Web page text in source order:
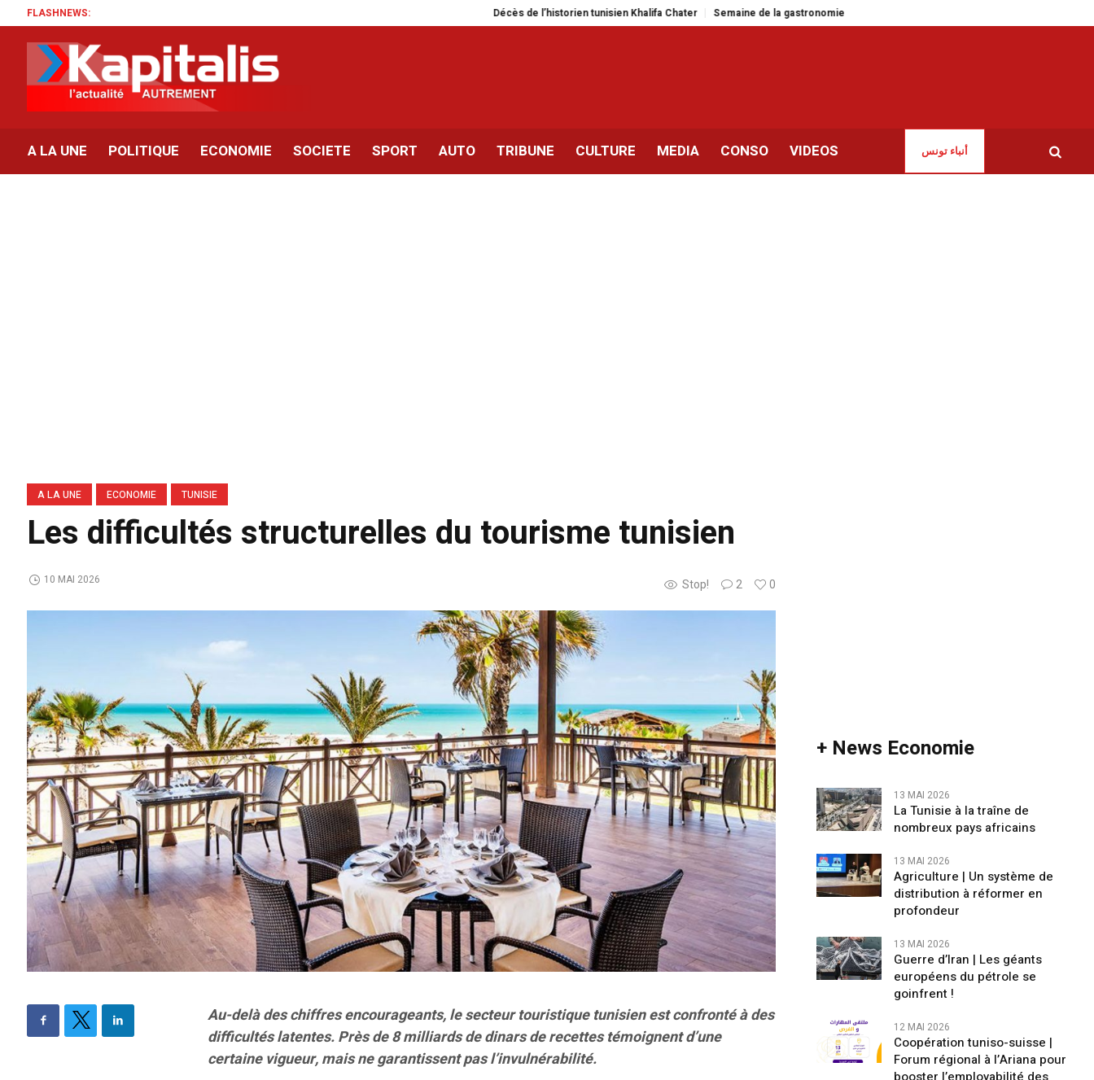
FLASHNEWS: Décès de l’historien tunisien Khalifa Chater Semaine de la gastronomie espagnole à Tunis
A LA UNE POLITIQUE ECONOMIE SOCIETE SPORT AUTO TRIBUNE CULTURE MEDIA CONSO VIDEOS أنباء تونس
A LA UNE ECONOMIE TUNISIE
Les difficultés structurelles du tourisme tunisien
Stop! 2 0
10 MAI 2026
Au-delà des chiffres encourageants, le secteur touristique tunisien est confronté à des
difficultés latentes. Près de 8 milliards de dinars de recettes témoignent d’une
certaine vigueur, mais ne garantissent pas l’invulnérabilité.
+ News Economie
13 MAI 2026
La Tunisie à la traîne de
nombreux pays africains
13 MAI 2026
Agriculture | Un système de
distribution à réformer en
profondeur
13 MAI 2026
Guerre d’Iran | Les géants
européens du pétrole se
goinfrent !
12 MAI 2026
Coopération tuniso-suisse |
Forum régional à l’Ariana pour